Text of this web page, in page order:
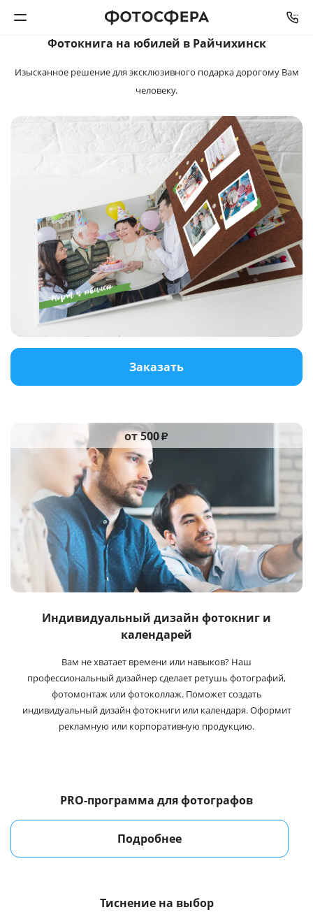
Печать фото
Календари
Фотоподарки
Багетная мастерская
Полиграфия
Фотокнига на юбилей в Райчихинск
Изысканное решение для эксклюзивного подарка дорогому Вам
человеку.
Заказать
от 500₽
Индивидуальный дизайн фотокниг и
календарей
Вам не хватает времени или навыков? Наш
профессиональный дизайнер сделает ретушь фотографий,
фотомонтаж или фотоколлаж. Поможет создать
индивидуальный дизайн фотокниги или календаря. Оформит
рекламную или корпоративную продукцию.
PRO-программа для фотографов
Подробнее
Тиснение на выбор